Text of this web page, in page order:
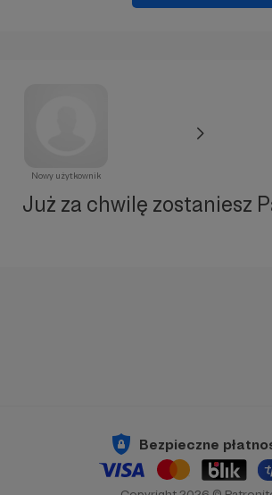
Nowy użytkownik
Już za chwilę zostaniesz
Bezpieczne